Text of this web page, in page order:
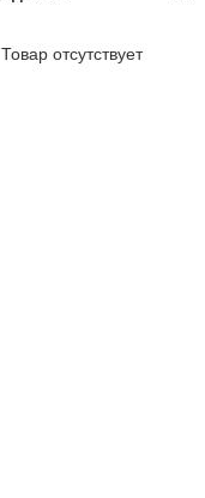
Товар отсутствует